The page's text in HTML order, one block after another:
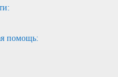
помощь: